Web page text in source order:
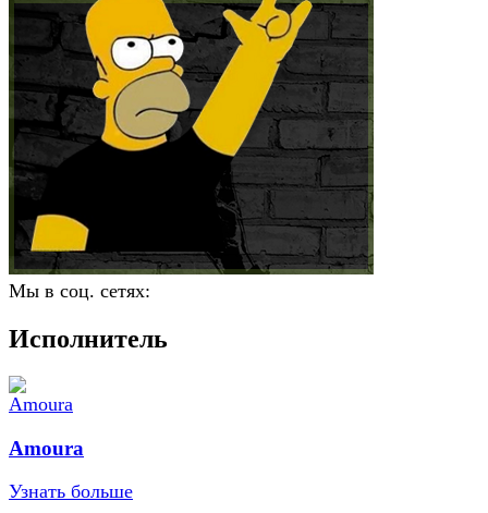
Мы в соц. сетях:
Исполнитель
Amoura
Узнать больше